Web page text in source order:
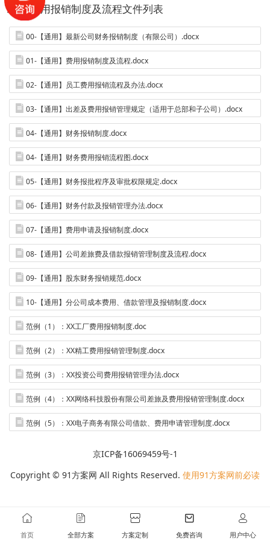
2-费用报销制度及流程文件列表
00-【通用】最新公司财务报销制度（有限公司）.docx
01-【通用】费用报销制度及流程.docx
02-【通用】员工费用报销流程及办法.docx
03-【通用】出差及费用报销管理规定（适用于总部和子公司）.docx
04-【通用】财务报销制度.docx
04-【通用】财务费用报销流程图.docx
05-【通用】财务报批程序及审批权限规定.docx
06-【通用】财务付款及报销管理办法.docx
07-【通用】费用申请及报销制度.docx
08-【通用】公司差旅费及借款报销管理制度及流程.docx
09-【通用】股东财务报销规范.docx
10-【通用】分公司成本费用、借款管理及报销制度.docx
范例（1）：XX工厂费用报销制度.doc
范例（2）：XX精工费用报销管理制度.docx
范例（3）：XX投资公司费用报销管理办法.docx
范例（4）：XX网络科技股份有限公司差旅及费用报销管理制度.docx
范例（5）：XX电子商务有限公司借款、费用申请管理制度.docx
京ICP备16069459号-1
Copyright © 91方案网 All Rights Reserved. 使用91方案网前必读
首页 全部方案 方案定制 免费咨询 用户中心